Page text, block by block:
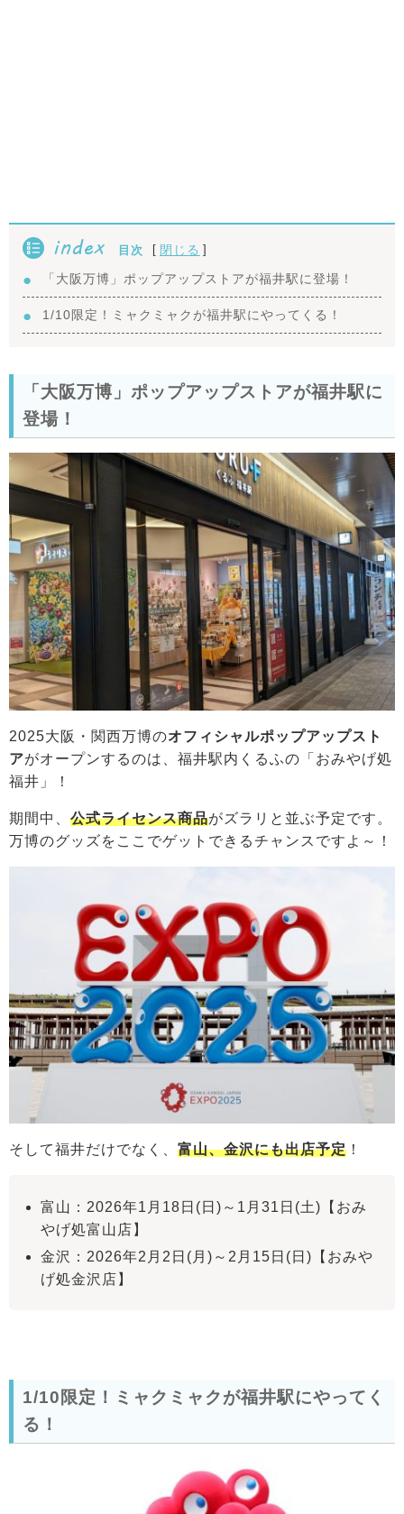
index 目次 [ 閉じる ]
「大阪万博」ポップアップストアが福井駅に登場！
1/10限定！ミャクミャクが福井駅にやってくる！
「大阪万博」ポップアップストアが福井駅に
登場！
2025大阪・関西万博のオフィシャルポップアップスト
アがオープンするのは、福井駅内くるふの「おみやげ処
福井」！
期間中、 公式ライセンス商品がズラリと並ぶ予定です。
万博のグッズをここでゲットできるチャンスですよ～！
そして福井だけでなく、 富山、金沢にも出店予定 ！
富山：2026年1月18日(日)～1月31日(土)【おみ
やげ処富山店】
金沢：2026年2月2日(月)～2月15日(日)【おみや
げ処金沢店】
1/10限定！ミャクミャクが福井駅にやってく
る！